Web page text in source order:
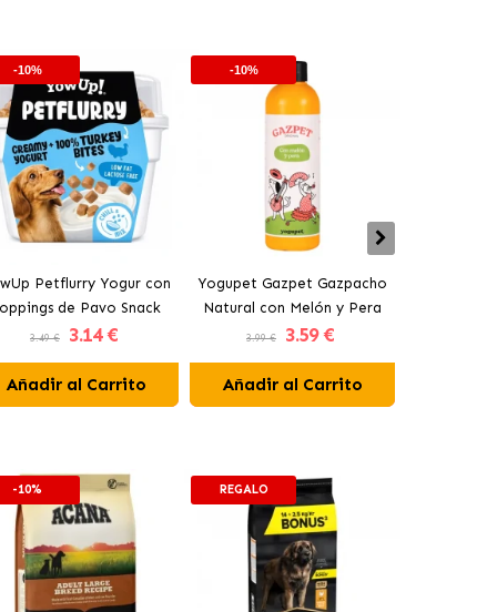
-10%
Petflurry Yogur con
de Pavo Snack
para Perros
3.49 € 3.14 €
Añadir al Carrito
-10%
Yogupet Gazpet Gazpacho
Natural con Melón y Pera
para Perros y Gatos
3.99 € 3.59 €
Añadir al Carrito
-10% REGALO